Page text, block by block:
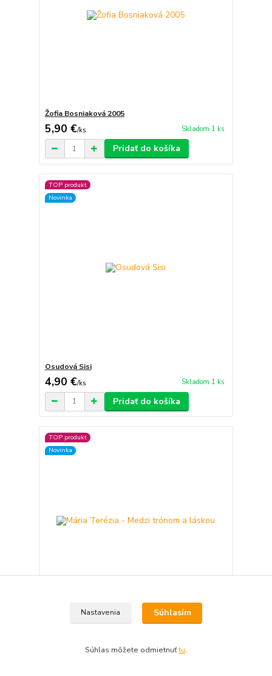
Žofia Bosniaková 2005
5,90 €/ks Skladom 1 ks
Pridať do košíka
TOP produkt
Novinka
Osudová Sisi
4,90 €/ks Skladom 1 ks
Pridať do košíka
TOP produkt
Novinka
Pridať do košíka
Nastavenia Súhlasím
Súhlas môžete odmietnuťtu.